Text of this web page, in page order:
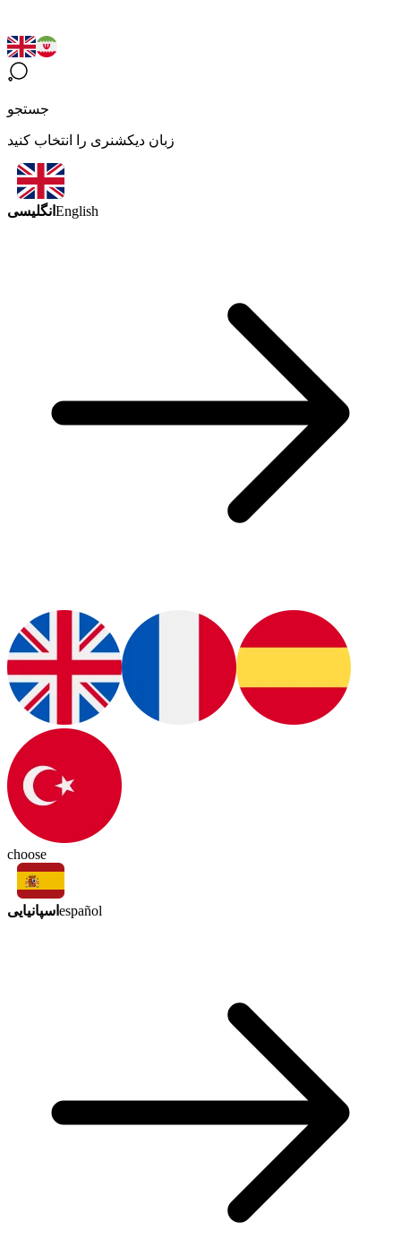
جستجو
زبان دیکشنری را انتخاب کنید
انگلیسی English
choose
اسپانیایی español